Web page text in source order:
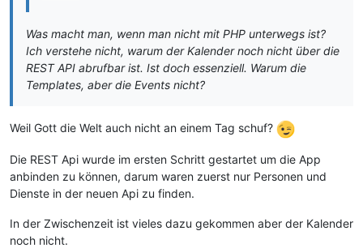
Was macht man, wenn man nicht mit PHP unterwegs ist?
Ich verstehe nicht, warum der Kalender noch nicht über die
REST API abrufbar ist. Ist doch essenziell. Warum die
Templates, aber die Events nicht?
Weil Gott die Welt auch nicht an einem Tag schuf?
Die REST Api wurde im ersten Schritt gestartet um die App
anbinden zu können, darum waren zuerst nur Personen und
Dienste in der neuen Api zu finden.
In der Zwischenzeit ist vieles dazu gekommen aber der Kalender
noch nicht.